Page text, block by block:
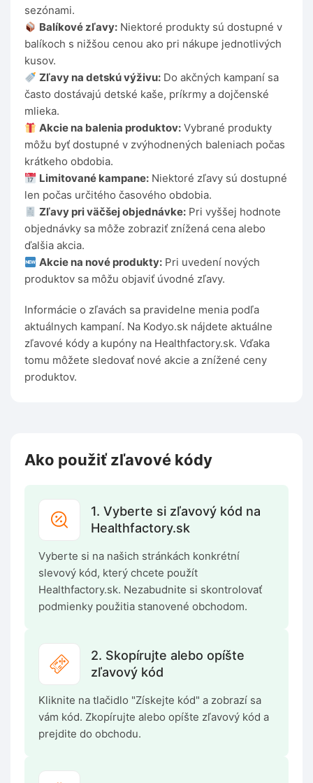
sezónami.
Balíkové zľavy: Niektoré produkty sú dostupné v
balíkoch s nižšou cenou ako pri nákupe jednotlivých
kusov.
Zľavy na detskú výživu: Do akčných kampaní sa
často dostávajú detské kaše, príkrmy a dojčenské
mlieka.
Akcie na balenia produktov: Vybrané produkty
môžu byť dostupné v zvýhodnených baleniach počas
krátkeho obdobia.
Limitované kampane: Niektoré zľavy sú dostupné
len počas určitého časového obdobia.
Zľavy pri väčšej objednávke: Pri vyššej hodnote
objednávky sa môže zobraziť znížená cena alebo
ďalšia akcia.
Akcie na nové produkty: Pri uvedení nových
produktov sa môžu objaviť úvodné zľavy.
Informácie o zľavách sa pravidelne menia podľa
aktuálnych kampaní. Na Kodyo.sk nájdete aktuálne
zľavové kódy a kupóny na Healthfactory.sk. Vďaka
tomu môžete sledovať nové akcie a znížené ceny
produktov.
Ako použiť zľavové kódy
1. Vyberte si zľavový kód na
Healthfactory.sk
Vyberte si na našich stránkách konkrétní
slevový kód, který chcete použít
Healthfactory.sk. Nezabudnite si skontrolovať
podmienky použitia stanovené obchodom.
2. Skopírujte alebo opíšte
zľavový kód
Kliknite na tlačidlo "Získejte kód" a zobrazí sa
vám kód. Zkopírujte alebo opíšte zľavový kód a
prejdite do obchodu.